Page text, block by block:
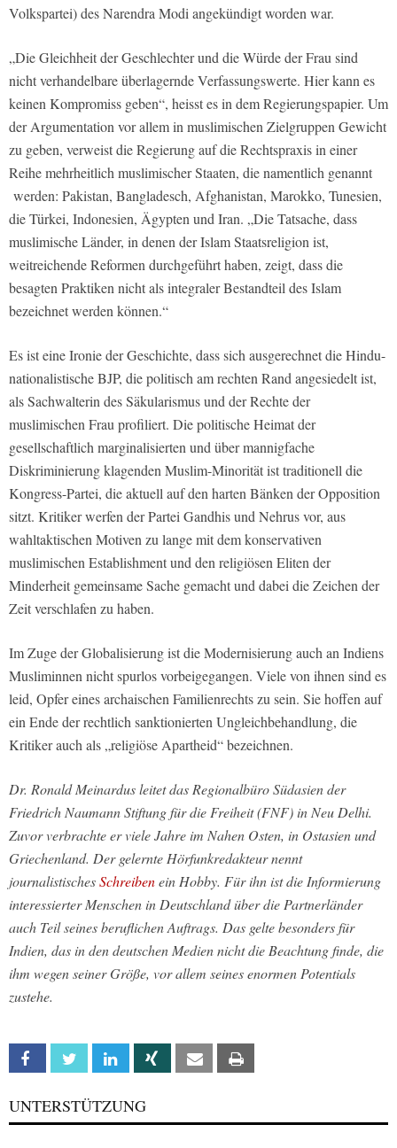
Volkspartei) des Narendra Modi angekündigt worden war.
„Die Gleichheit der Geschlechter und die Würde der Frau sind
nicht verhandelbare überlagernde Verfassungswerte. Hier kann es
keinen Kompromiss geben“, heisst es in dem Regierungspapier. Um
der Argumentation vor allem in muslimischen Zielgruppen Gewicht
zu geben, verweist die Regierung auf die Rechtspraxis in einer
Reihe mehrheitlich muslimischer Staaten, die namentlich genannt
werden: Pakistan, Bangladesch, Afghanistan, Marokko, Tunesien,
die Türkei, Indonesien, Ägypten und Iran. „Die Tatsache, dass
muslimische Länder, in denen der Islam Staatsreligion ist,
weitreichende Reformen durchgeführt haben, zeigt, dass die
besagten Praktiken nicht als integraler Bestandteil des Islam
bezeichnet werden können.“
Es ist eine Ironie der Geschichte, dass sich ausgerechnet die Hindu-
nationalistische BJP, die politisch am rechten Rand angesiedelt ist,
als Sachwalterin des Säkularismus und der Rechte der
muslimischen Frau profiliert. Die politische Heimat der
gesellschaftlich marginalisierten und über mannigfache
Diskriminierung klagenden Muslim-Minorität ist traditionell die
Kongress-Partei, die aktuell auf den harten Bänken der Opposition
sitzt. Kritiker werfen der Partei Gandhis und Nehrus vor, aus
wahltaktischen Motiven zu lange mit dem konservativen
muslimischen Establishment und den religiösen Eliten der
Minderheit gemeinsame Sache gemacht und dabei die Zeichen der
Zeit verschlafen zu haben.
Im Zuge der Globalisierung ist die Modernisierung auch an Indiens
Musliminnen nicht spurlos vorbeigegangen. Viele von ihnen sind es
leid, Opfer eines archaischen Familienrechts zu sein. Sie hoffen auf
ein Ende der rechtlich sanktionierten Ungleichbehandlung, die
Kritiker auch als „religiöse Apartheid“ bezeichnen.
Dr. Ronald Meinardus leitet das Regionalbüro Südasien der
Friedrich Naumann Stiftung für die Freiheit (FNF) in Neu Delhi.
Zuvor verbrachte er viele Jahre im Nahen Osten, in Ostasien und
Griechenland. Der gelernte Hörfunkredakteur nennt
journalistischesSchreibenein Hobby. Für ihn ist die Informierung
interessierter Menschen in Deutschland über die Partnerländer
auch Teil seines beruflichen Auftrags. Das gelte besonders für
Indien, das in den deutschen Medien nicht die Beachtung finde, die
ihm wegen seiner Größe, vor allem seines enormen Potentials
zustehe.
Facebook Twitter Linkedin Xing Email
UNTERSTÜTZUNG